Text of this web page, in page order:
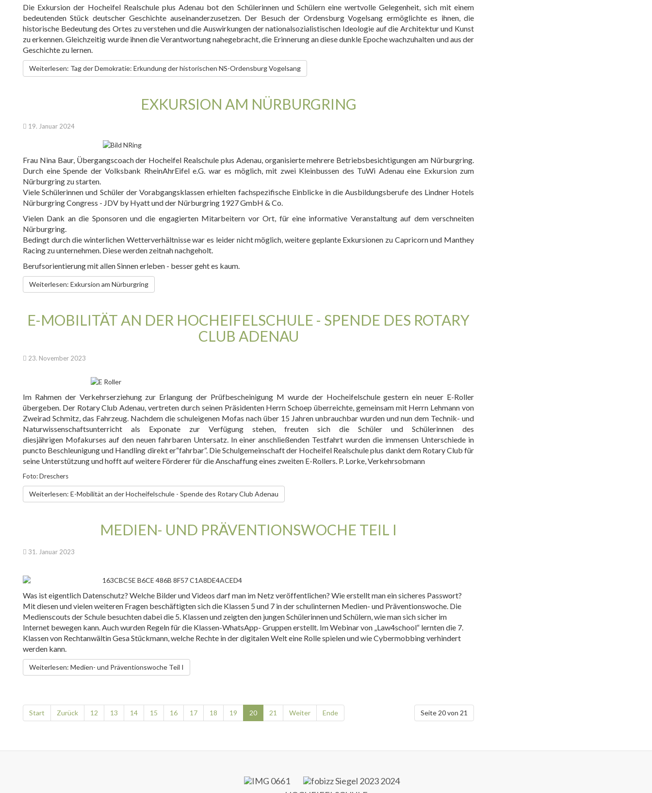
Die Exkursion der Hocheifel Realschule plus Adenau bot den Schülerinnen und Schülern eine wertvolle Gelegenheit, sich mit einem
bedeutenden Stück deutscher Geschichte auseinanderzusetzen. Der Besuch der Ordensburg Vogelsang ermöglichte es ihnen, die
historische Bedeutung des Ortes zu verstehen und die Auswirkungen der nationalsozialistischen Ideologie auf die Architektur und Kunst
zu erkennen. Gleichzeitig wurde ihnen die Verantwortung nahegebracht, die Erinnerung an diese dunkle Epoche wachzuhalten und aus der
Geschichte zu lernen.
Weiterlesen: Tag der Demokratie: Erkundung der historischen NS-Ordensburg Vogelsang
EXKURSION AM NÜRBURGRING
19. Januar 2024
Frau Nina Baur, Übergangscoach der Hocheifel Realschule plus Adenau, organisierte mehrere Betriebsbesichtigungen am Nürburgring.
Durch eine Spende der Volksbank RheinAhrEifel e.G. war es möglich, mit zwei Kleinbussen des TuWi Adenau eine Exkursion zum
Nürburgring zu starten.
Viele Schülerinnen und Schüler der Vorabgangsklassen erhielten fachspezifische Einblicke in die Ausbildungsberufe des Lindner Hotels
Nürburgring Congress - JDV by Hyatt und der Nürburgring 1927 GmbH & Co.
Vielen Dank an die Sponsoren und die engagierten Mitarbeitern vor Ort, für eine informative Veranstaltung auf dem verschneiten
Nürburgring.
Bedingt durch die winterlichen Wetterverhältnisse war es leider nicht möglich, weitere geplante Exkursionen zu Capricorn und Manthey
Racing zu unternehmen. Diese werden zeitnah nachgeholt.
Berufsorientierung mit allen Sinnen erleben - besser geht es kaum.
Weiterlesen: Exkursion am Nürburgring
E-MOBILITÄT AN DER HOCHEIFELSCHULE - SPENDE DES ROTARY
CLUB ADENAU
23. November 2023
Im Rahmen der Verkehrserziehung zur Erlangung der Prüfbescheinigung M wurde der Hocheifelschule gestern ein neuer E-Roller
übergeben. Der Rotary ClubAdenau, vertreten durch seinen Präsidenten HerrnSchoep überreichte, gemeinsam mit Herrn Lehmann von
Zweirad Schmitz, das Fahrzeug. Nachdem die schuleigenen Mofas nach über 15 Jahren unbrauchbar wurden und nun dem Technik- und
Naturwissenschaftsunterricht als Exponate zur Verfügung stehen, freuten sich die Schüler und Schülerinnen des
diesjährigen Mofakurses auf denneuen fahrbaren Untersatz. In einer anschließenden Testfahrt wurden die immensen Unterschiede in
puncto Beschleunigung und Handling direkter“fahrbar“. Die Schulgemeinschaft der Hocheifel Realschule plus dankt dem Rotary Club für
seine Unterstützung und hofft auf weitere Förderer für die Anschaffung eines zweiten E-Rollers. P. Lorke, Verkehrsobmann
Foto: Dreschers
Weiterlesen: E-Mobilität an der Hocheifelschule - Spende des Rotary Club Adenau
MEDIEN- UND PRÄVENTIONSWOCHE TEIL I
31. Januar 2023
Was ist eigentlich Datenschutz? Welche Bilder und Videos darf man im Netz veröffentlichen? Wie erstellt man ein sicheres Passwort?
Mit diesen und vielen weiteren Fragen beschäftigten sich die Klassen 5 und 7 in der schulinternen Medien- und Präventionswoche. Die
Medienscouts der Schule besuchten dabei die 5. Klassen und zeigten den jungen Schülerinnen und Schülern, wie man sich sicher im
Internet bewegen kann. Auch wurden Regeln für die Klassen-WhatsApp- Gruppen erstellt. Im Webinar von „Law4school“ lernten die 7.
Klassen von Rechtanwältin Gesa Stückmann, welche Rechte in der digitalen Welt eine Rolle spielen und wie Cybermobbing verhindert
werden kann.
Weiterlesen: Medien- und Präventionswoche Teil I
Seite 20 von 21
Start Zurück 12 13 14 15 16 17 18 19 20 21 Weiter Ende